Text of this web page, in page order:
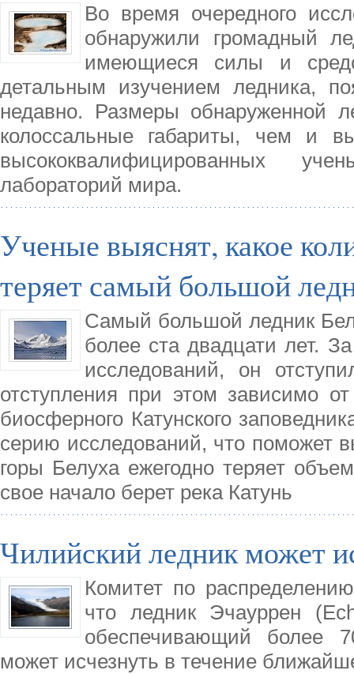
Во время очередного
обнаружили громадный
имеющиеся силы и
детальным изучением ледника,
недавно. Размеры обнаруженной
колоссальные габариты, чем и
высококвалифицированных
лабораторий мира.
Ученые выяснят, какое
теряет самый большой
Самый большой ледник
более ста двадцати лет.
исследований, он
отступления при этом зависимо
биосферного Катунского
серию исследований, что поможет
горы Белуха ежегодно теряет
свое начало берет река Катунь
Чилийский ледник может
Комитет по
что ледник Эчауррен
обеспечивающий более
может исчезнуть в течение